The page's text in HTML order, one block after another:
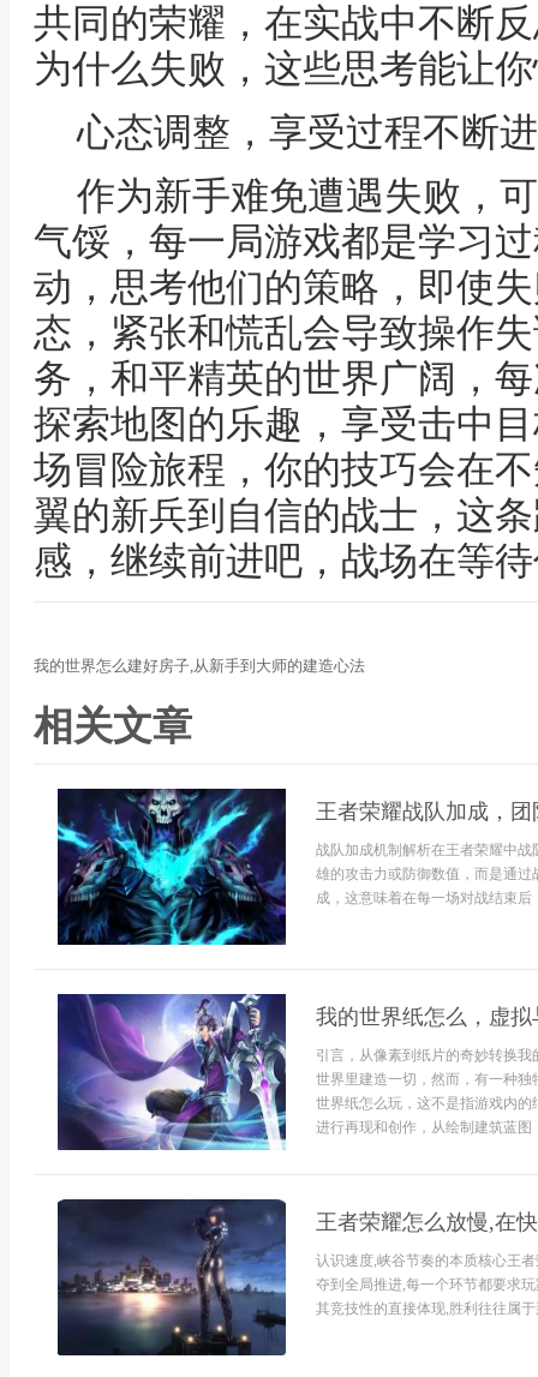
共同的荣耀，在实战中不断
为什么失败，这些思考能让
心态调整，享受过程不断
作为新手难免遭遇失败，
气馁，每一局游戏都是学习
动，思考他们的策略，即使
态，紧张和慌乱会导致操作
务，和平精英的世界广阔，
探索地图的乐趣，享受击中
场冒险旅程，你的技巧会在
翼的新兵到自信的战士，这
感，继续前进吧，战场在等
我的世界怎么建好房子,从新手到大师的建造心法
相关文章
王者荣耀战队加成，
战队加成机制解析在王者荣耀中
雄的攻击力或防御数值，而是通
成，这意味着在每一场对战结束
我的世界纸怎么，虚
引言，从像素到纸片的奇妙转换
世界里建造一切，然而，有一种
世界纸怎么玩，这不是指游戏内
进行再现和创作，从绘制建筑蓝图
王者荣耀怎么放慢,在
认识速度,峡谷节奏的本质核心王
夺到全局推进,每一个环节都要求
其竞技性的直接体现,胜利往往属